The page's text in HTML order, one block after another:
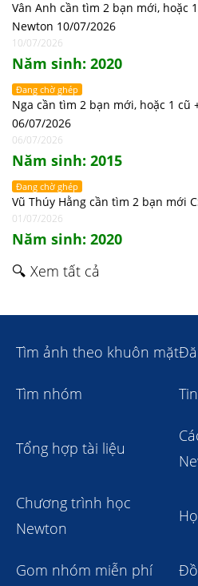
Vân Anh cần tìm 2 bạn mới, hoặc
Newton 10/07/2026
10/07/2026
Năm sinh: 2020
Đang chờ ghép
Nga cần tìm 2 bạn mới, hoặc 1 cũ
06/07/2026
06/07/2026
Năm sinh: 2015
Đang chờ ghép
Vũ Thúy Hằng cần tìm 2 bạn mới
01/07/2026
Năm sinh: 2020
🔍 Xem tất cả
Tìm ảnh theo khuôn mặt
Tìm nhóm
Tổng hợp tài liệu
Chương trình học
Newton
Gom nhóm miễn phí